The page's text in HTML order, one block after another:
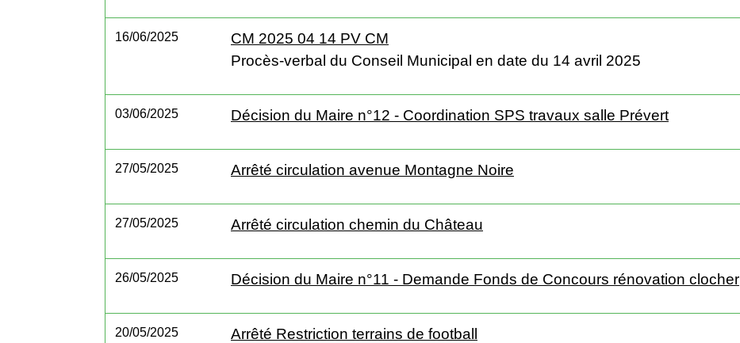
16/06/2025
CM 2025 04 14 PV CM
Procès-verbal du Conseil Municipal en date du 14 avril 2025
03/06/2025 Décision du Maire n°12 - Coordination SPS travaux salle Prévert
27/05/2025 Arrêté circulation avenue Montagne Noire
27/05/2025 Arrêté circulation chemin du Château
26/05/2025 Décision du Maire n°11 - Demande Fonds de Concours rénovation clocher
20/05/2025 Arrêté Restriction terrains de football